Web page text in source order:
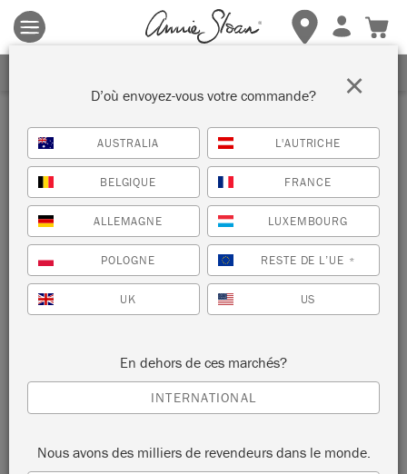
Les conditions générales s'appliquent. Cliquez ici
détails.
D’où envoyez-vous votre commande?
AUSTRALIA L'AUTRICHE
BELGIQUE FRANCE
ALLEMAGNE LUXEMBOURG
POLOGNE RESTE DE L’UE *
UK US
En dehors de ces marchés?
INTERNATIONAL
Nous avons des milliers de revendeurs dans le monde.
×